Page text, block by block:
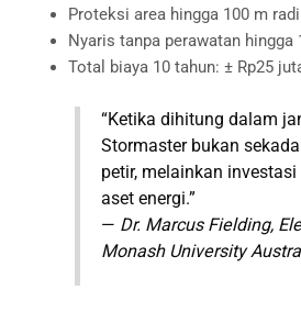
Proteksi area hingga 100 m
Nyaris tanpa perawatan hingga
Total biaya 10 tahun: ± Rp25
“Ketika dihitung dalam
Stormaster bukan
petir, melainkan
aset energi.”
— Dr. Marcus Fielding,
Monash University